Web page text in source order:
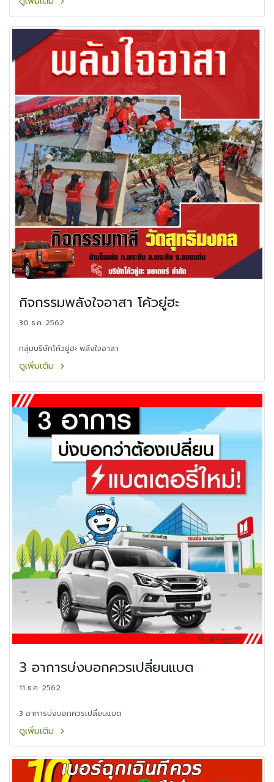
กิจกรรมพลังใจอาสา โค้วยู่ฮะ
30 ธ.ค. 2562
กลุ่มบริษัทโค้วยู่ฮะ พลังใจอาสา
ดูเพิ่มเติม
3 อาการบ่งบอกควรเปลี่ยนแบต
11 ธ.ค. 2562
3 อาการบ่งบอกควรเปลี่ยนแบต
ดูเพิ่มเติม